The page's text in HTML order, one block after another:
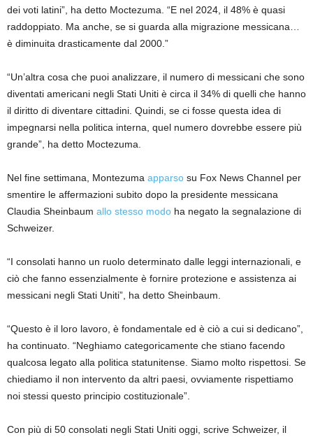
dei voti latini”, ha detto Moctezuma. “E nel 2024, il 48% è quasi
raddoppiato. Ma anche, se si guarda alla migrazione messicana…
è diminuita drasticamente dal 2000.”
“Un’altra cosa che puoi analizzare, il numero di messicani che sono
diventati americani negli Stati Uniti è circa il 34% di quelli che hanno
il diritto di diventare cittadini. Quindi, se ci fosse questa idea di
impegnarsi nella politica interna, quel numero dovrebbe essere più
grande”, ha detto Moctezuma.
Nel fine settimana, Montezuma apparso su Fox News Channel per
smentire le affermazioni subito dopo la presidente messicana
Claudia Sheinbaum allo stesso modo ha negato la segnalazione di
Schweizer.
“I consolati hanno un ruolo determinato dalle leggi internazionali, e
ciò che fanno essenzialmente è fornire protezione e assistenza ai
messicani negli Stati Uniti”, ha detto Sheinbaum.
“Questo è il loro lavoro, è fondamentale ed è ciò a cui si dedicano”,
ha continuato. “Neghiamo categoricamente che stiano facendo
qualcosa legato alla politica statunitense. Siamo molto rispettosi. Se
chiediamo il non intervento da altri paesi, ovviamente rispettiamo
noi stessi questo principio costituzionale”.
Con più di 50 consolati negli Stati Uniti oggi, scrive Schweizer, il